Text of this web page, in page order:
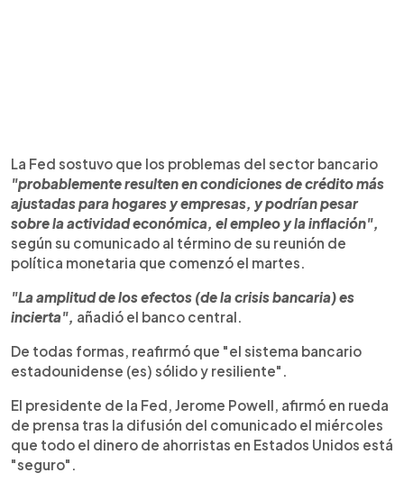
La Fed sostuvo que los problemas del sector bancario
"probablemente resulten en condiciones de crédito más
ajustadas para hogares y empresas, y podrían pesar
sobre la actividad económica, el empleo y la inflación",
según su comunicado al término de su reunión de
política monetaria que comenzó el martes.
"La amplitud de los efectos (de la crisis bancaria) es
incierta", añadió el banco central.
De todas formas, reafirmó que "el sistema bancario
estadounidense (es) sólido y resiliente".
El presidente de la Fed, Jerome Powell, afirmó en rueda
de prensa tras la difusión del comunicado el miércoles
que todo el dinero de ahorristas en Estados Unidos está
"seguro".